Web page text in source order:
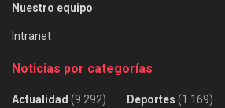
Nuestro equipo
Intranet
Noticias por categorías
Actualidad (9.292)
Deportes (1.169)